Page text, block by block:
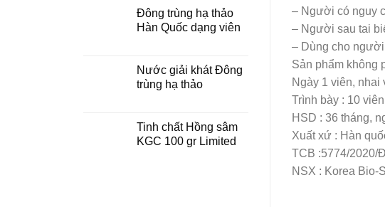
– Người có nguy
– Người sau tai
– Dùng cho
Sản phẩm không
Ngày 1 viên,
Trình bày : 10
HSD : 36 tháng,
Xuất xứ : Hàn
TCB :5774/2020/
NSX : Korea Bio-
hạng5.005
sao
Đông trùng hạ thảo
Hàn Quốc dạng viên
Nước giải khát Đông
trùng hạ thảo
Tinh chất Hồng sâm
KGC 100 gr Limited